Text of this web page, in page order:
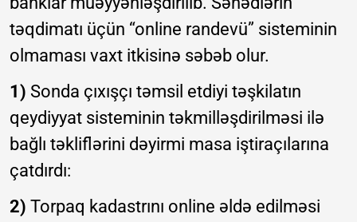
təqdimatı üçün “online randevü” sisteminin
olmaması vaxt itkisinə səbəb olur.
1) Sonda çıxışçı təmsil etdiyi təşkilatın
qeydiyyat sisteminin təkmilləşdirilməsi ilə
bağlı təkliflərini dəyirmi masa iştiraçılarına
çatdırdı:
2) Torpaq kadastrını online əldə edilməsi